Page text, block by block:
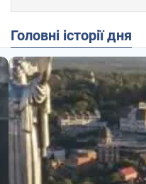
Головні історії дня